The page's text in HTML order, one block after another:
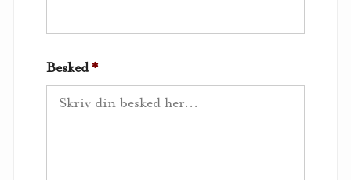
Besked*